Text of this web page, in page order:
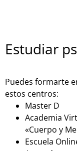
Estudiar
Puedes formarte
estos centros:
Master D
Academia
«Cuerpo y
Escuela